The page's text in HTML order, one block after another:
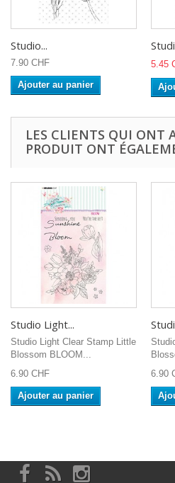
Studio...
7.90 CHF
Ajouter au panier
5.45
LES CLIENTS QUI ONT
PRODUIT ONT
Studio Light...
Studio Light Clear Stamp Little
Blossom BLOOM...
6.90 CHF
Ajouter au panier
6.90